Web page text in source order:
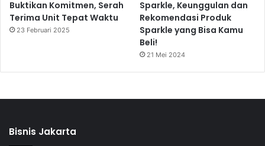
Buktikan Komitmen, Serah
Terima Unit Tepat Waktu
23 Februari 2025
Sparkle, Keunggulan dan
Rekomendasi Produk
Sparkle yang Bisa Kamu
Beli!
21 Mei 2024
Bisnis Jakarta